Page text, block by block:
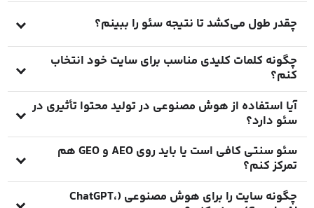
چقدر طول می‌کشد تا نتیجه سئو را ببینم؟
زمان لازم است تا شاهد رشد قابل توجه در رتبه و بازدید باشید .
چگونه کلمات کلیدی مناسب برای سایت خود انتخاب
کنم؟
از ابزارهایی مثل Google Trends، Semrush یا Ahrefs استفاده کنید.
باید ترکیبی از کلمات کوتاه (short‑tail) و بلند (long‑tail) انتخاب
شود تا دید و نرخ تبدیل مناسب را پوشش دهند.
آیا استفاده از هوش مصنوعی در تولید محتوا تأثیری در
سئو دارد؟
بله. AI کمک می‌کند محتوا را سریع‌تر تولید کنید اما باید بررسی دقیق
انجام شود تا از «spam content» و اطلاعات غیر دقیق جلوگیری شود.
کیفیت، صحت و تجربه کاربر (E‑E‑A‑T) اهمیت دارد.
سئو سنتی کافی است یا باید روی AEO و GEO هم
تمرکز کنم؟
چگونه سایت را برای هوش مصنوعی (ChatGPT،